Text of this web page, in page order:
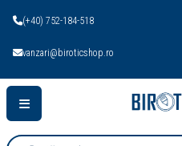
(+40) 752-184-518
vanzari@biroticshop.ro